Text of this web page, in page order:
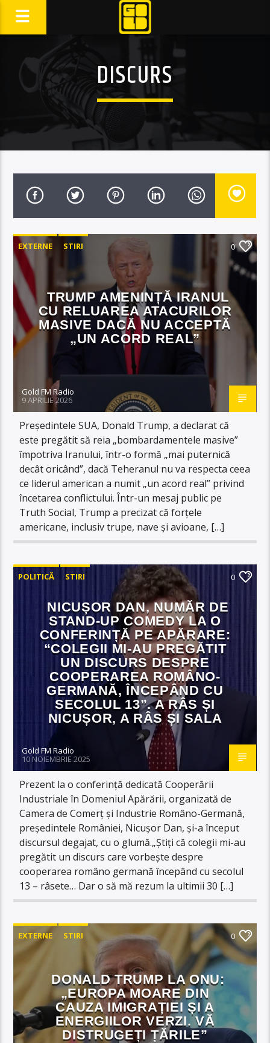
DISCURS
EXTERNE STIRI 0
TRUMP AMENINȚĂ IRANUL
CU RELUAREA ATACURILOR
MASIVE DACĂ NU ACCEPTĂ
„UN ACORD REAL”
Gold FM Radio
9 APRILIE 2026
Președintele SUA, Donald Trump, a declarat că
este pregătit să reia „bombardamentele masive”
împotriva Iranului, într-o formă „mai puternică
decât oricând”, dacă Teheranul nu va respecta ceea
ce liderul american a numit „un acord real” privind
încetarea conflictului. Într-un mesaj public pe
Truth Social, Trump a precizat că forțele
americane, inclusiv trupe, nave și avioane, […]
POLITICĂ STIRI 0
NICUȘOR DAN, NUMĂR DE
STAND-UP COMEDY LA O
CONFERINȚĂ PE APĂRARE:
“COLEGII MI-AU PREGĂTIT
UN DISCURS DESPRE
COOPERAREA ROMÂNO-
GERMANĂ, ÎNCEPÂND CU
SECOLUL 13”. A RÂS ȘI
NICUȘOR, A RÂS ȘI SALA
Gold FM Radio
10 NOIEMBRIE 2025
Prezent la o conferință dedicată Cooperării
Industriale în Domeniul Apărării, organizată de
Camera de Comerț și Industrie Româno-Germană,
președintele României, Nicușor Dan, și-a început
discursul degajat, cu o glumă.„Știți că colegii mi-au
pregătit un discurs care vorbește despre
cooperarea româno germană începând cu secolul
13 – râsete… Dar o să mă rezum la ultimii 30 […]
EXTERNE STIRI 0
DONALD TRUMP LA ONU:
„EUROPA MOARE DIN
CAUZA IMIGRAȚIEI ȘI A
ENERGIILOR VERZI. VĂ
DISTRUGEȚI ȚĂRILE”